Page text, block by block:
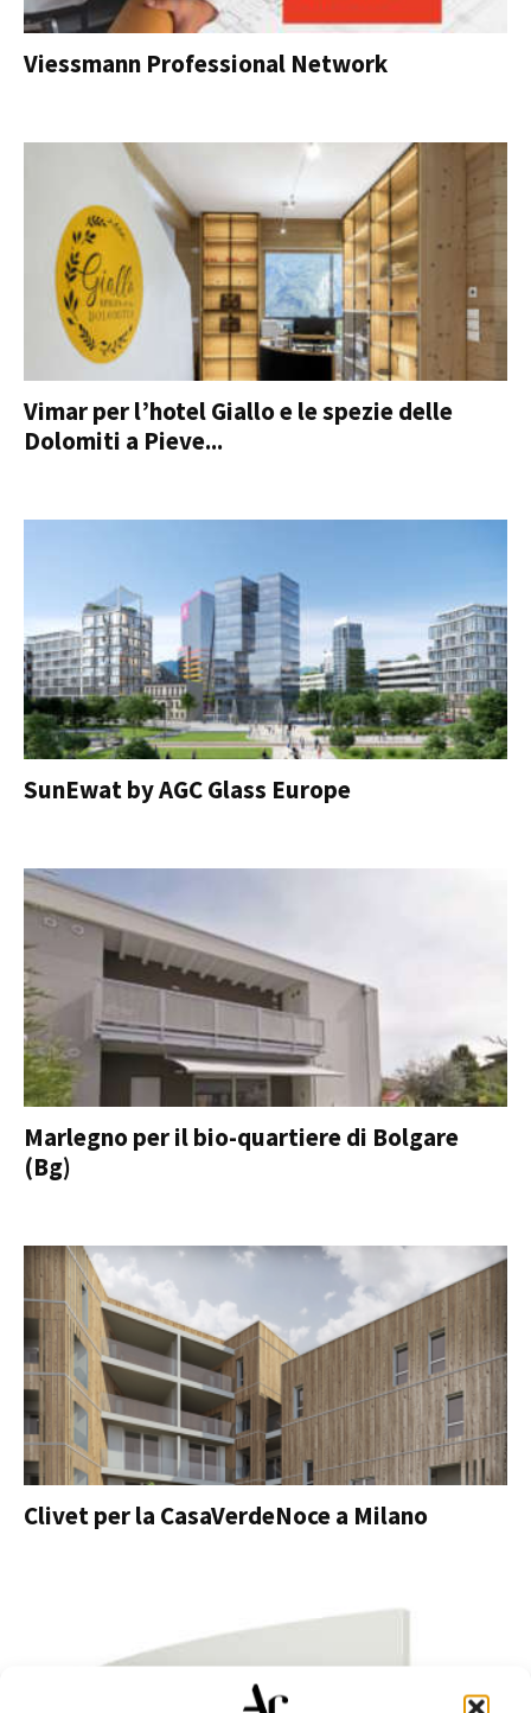
Viessmann Professional Network
Vimar per l’hotel Giallo e le spezie delle
Dolomiti a Pieve...
SunEwat by AGC Glass Europe
Marlegno per il bio-quartiere di Bolgare
(Bg)
Clivet per la CasaVerdeNoce a Milano